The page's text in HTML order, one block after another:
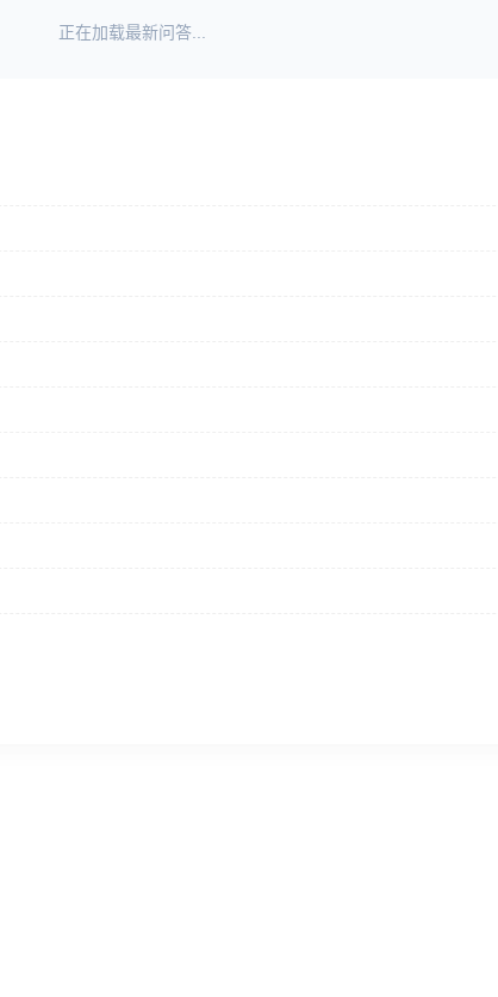
正在加载最新问答...